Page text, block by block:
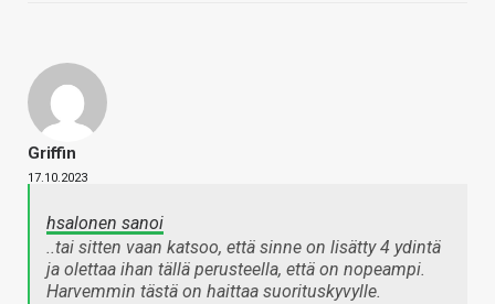
Griffin
17.10.2023
hsalonen sanoi
..tai sitten vaan katsoo, että sinne on lisätty 4 ydintä
ja olettaa ihan tällä perusteella, että on nopeampi.
Harvemmin tästä on haittaa suorituskyvylle.